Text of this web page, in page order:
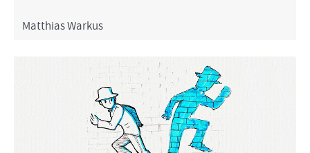
Mat­thi­as War­kus